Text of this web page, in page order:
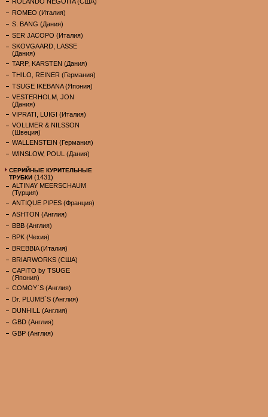
ROMEO (Италия)
S. BANG (Дания)
SER JACOPO (Италия)
SKOVGAARD, LASSE
(Дания)
TARP, KARSTEN (Дания)
THILO, REINER (Германия)
TSUGE IKEBANA (Япония)
VESTERHOLM, JON
(Дания)
VIPRATI, LUIGI (Италия)
VOLLMER & NILSSON
(Швеция)
WALLENSTEIN (Германия)
WINSLOW, POUL (Дания)
СЕРИЙНЫЕ КУРИТЕЛЬНЫЕ
ТРУБКИ (1431)
ALTINAY MEERSCHAUM
(Турция)
ANTIQUE PIPES (Франция)
ASHTON (Англия)
BBB (Англия)
BPK (Чехия)
BREBBIA (Италия)
BRIARWORKS (США)
CAPITO by TSUGE
(Япония)
COMOY`S (Англия)
Dr. PLUMB`S (Англия)
DUNHILL (Англия)
GBD (Англия)
GBP (Англия)